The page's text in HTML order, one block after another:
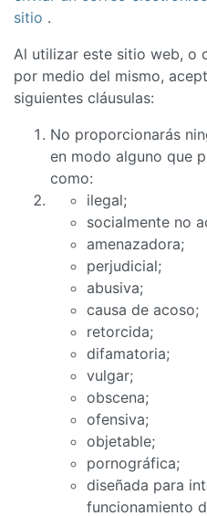
sitio .
Al utilizar este sitio web, o
por medio del mismo,
siguientes cláusulas:
No proporcionarás
en modo alguno que
como:
ilegal;
socialmente no
amenazadora;
perjudicial;
abusiva;
causa de acoso;
retorcida;
difamatoria;
vulgar;
obscena;
ofensiva;
objetable;
pornográfica;
diseñada para
funcionamiento